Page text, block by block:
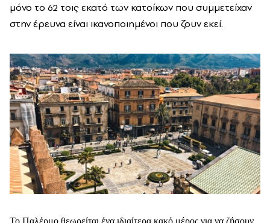
μόνο το 62 τοις εκατό των κατοίκων που συμμετείχαν
στην έρευνα είναι ικανοποιημένοι που ζουν εκεί.
To Παλέρμο θεωρείται ένα ιδιαίτερα κακό μέρος για να ζήσουν